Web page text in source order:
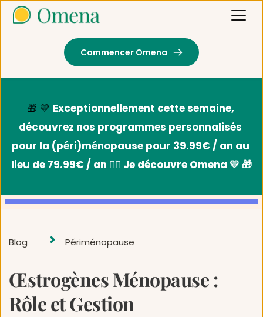
Commencer Omena
🎁 💛 Exceptionnellement cette semaine,
découvrez nos programmes personnalisés
pour la (péri)ménopause pour 39.99€ / an au
lieu de 79.99€ / an 👉🏻 Je découvre Omena 💛 🎁
Blog Périménopause
Œstrogènes Ménopause :
Rôle et Gestion